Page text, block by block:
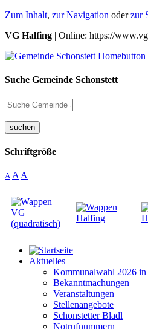
Zum Inhalt, zur Navigation oderzur
VG Halfing | Online: https://
Suche Gemeinde Schonstett
suchen
Schriftgröße
A A A
Aktuelles
Kommunalwahl 2026 in
Bekanntmachungen
Veranstaltungen
Stellenangebote
Schonstetter Bladl
Notrufnummern